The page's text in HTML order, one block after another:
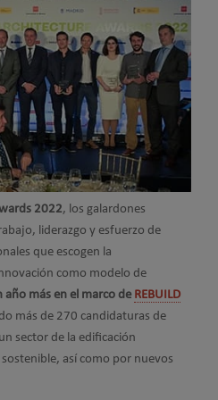
2022, los galardones
liderazgo y esfuerzo de
que escogen la
como modelo de
año más en el marco de REBUILD
más de 270 candidaturas de
sector de la edificación
así como por nuevos